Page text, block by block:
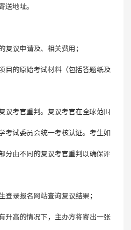
送地址。
议申请及、相关费用；
目的原始考试材料（包括答题纸及
议考官重判。复议考官在全球范围
考试委员会统一考核认证。考生如
分由不同的复议考官重判以确保评
录报名网站查询复议结果；
升高的情况下，主办方将寄出一张